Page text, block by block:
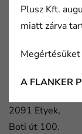
Több mint 20
nyomda- és
2091 Etyek,
Boti út 100.
Plusz Kft.
miatt zárva
Megértésüket
A FLANKER